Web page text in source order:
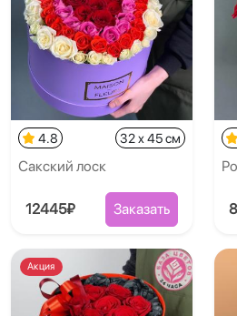
4.8 32 x 45 см
Сакский лоск
12445₽ Заказать
Акция